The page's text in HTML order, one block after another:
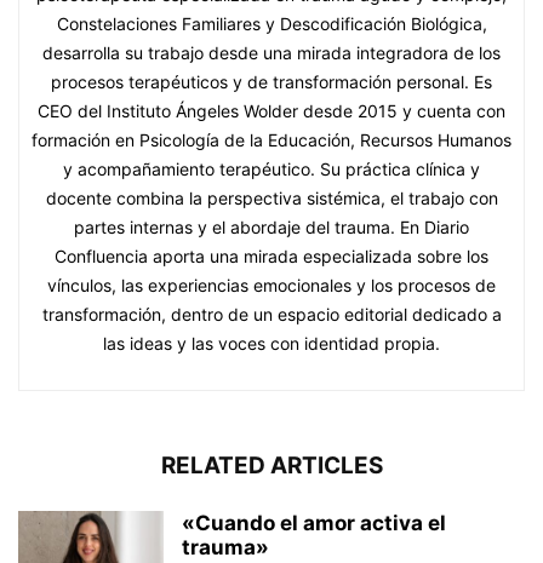
Constelaciones Familiares y Descodificación Biológica,
desarrolla su trabajo desde una mirada integradora de los
procesos terapéuticos y de transformación personal. Es
CEO del Instituto Ángeles Wolder desde 2015 y cuenta con
formación en Psicología de la Educación, Recursos Humanos
y acompañamiento terapéutico. Su práctica clínica y
docente combina la perspectiva sistémica, el trabajo con
partes internas y el abordaje del trauma. En Diario
Confluencia aporta una mirada especializada sobre los
vínculos, las experiencias emocionales y los procesos de
transformación, dentro de un espacio editorial dedicado a
las ideas y las voces con identidad propia.
RELATED ARTICLES
«Cuando el amor activa el
trauma»